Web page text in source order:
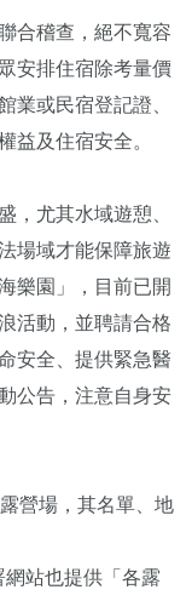
合稽查，絕不寬容
安排住宿除考量價
業或民宿登記證、
益及住宿安全。
，尤其水域遊憩、
場域才能保障旅遊
樂園」，目前已開
活動，並聘請合格
安全、提供緊急醫
公告，注意自身安
營場，其名單、地
站也提供「各露